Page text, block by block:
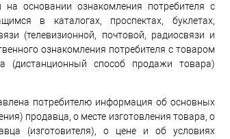
основании ознакомления потребителя с
в каталогах, проспектах, буклетах,
(телевизионной, почтовой, радиосвязи и
ознакомления потребителя с товаром
(дистанционный способ продажи товара)
потребителю информация об основных
продавца, о месте изготовления товара, о
(изготовителя), о цене и об условиях